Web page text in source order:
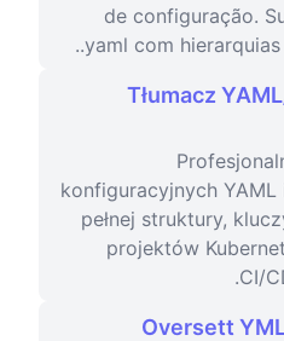
de configuração.
.yaml com
Tłumacz
konfiguracyjnych
pełnej struktury,
projektów
CI/
Oversett